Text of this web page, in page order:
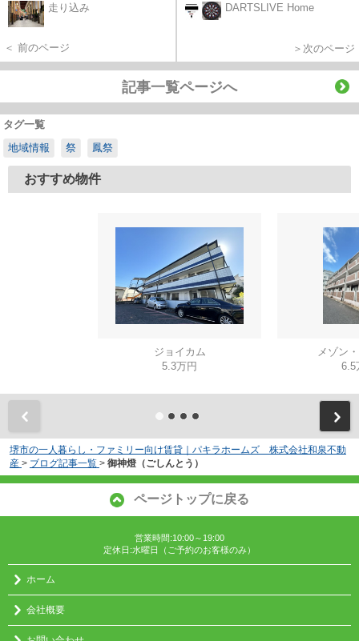
走り込み
＜ 前のページ
DARTSLIVE Home
＞次のページ
記事一覧ページへ
タグ一覧
地域情報
祭 鳳祭
おすすめ物件
ジョイカム
5.3万円
メゾン
6.5
堺市の一人暮らし・ファミリー向け賃貸｜パキラホームズ 株式会社和泉不動
産 > ブログ記事一覧 > 御神燈（ごしんとう）
ページトップに戻る
営業時間:10:00～19:00
定休日:水曜日（ご予約のお客様のみ）
ホーム
会社概要